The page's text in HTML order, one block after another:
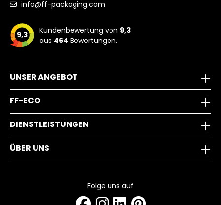
info@ff-packaging.com
9,3 Kundenbewertung von 9,3
aus 464 Bewertungen.
UNSER ANGEBOT
FF-ECO
DIENSTLEISTUNGEN
ÜBER UNS
Folge uns auf